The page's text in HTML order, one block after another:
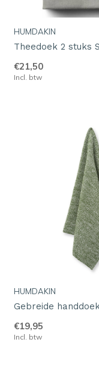
HUMDAKIN
Theedoek 2 stuks
€21,50
Incl. btw
HUMDAKIN
Gebreide
€19,95
Incl. btw